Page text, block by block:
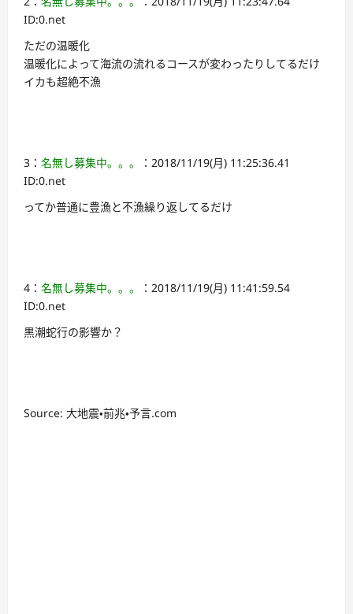
ID:0.net
ただの温暖化
温暖化によって海流の流れるコースが変わったりしてるだけ
イカも超絶不漁
3： 名無し募集中。。。
：2018/11/19(月) 11:25:36.41
ID:0.net
ってか普通に豊漁と不漁繰り返してるだけ
4： 名無し募集中。。。
：2018/11/19(月) 11:41:59.54
ID:0.net
黒潮蛇行の影響か？
Source: 大地震・前兆・予言.com